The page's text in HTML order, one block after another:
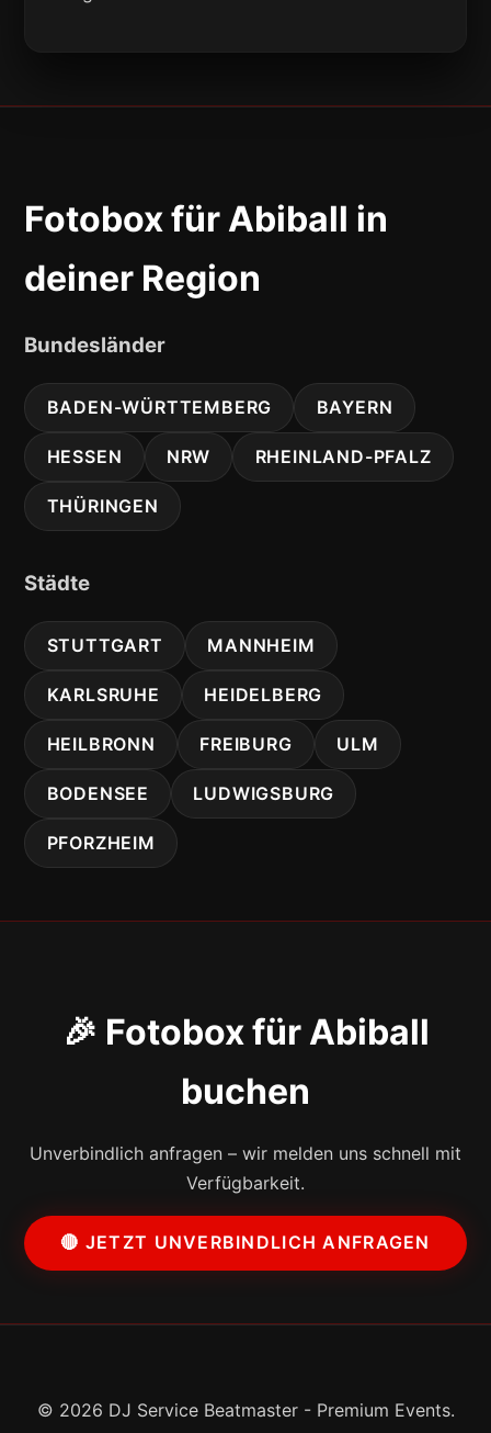
Fotobox für Abiball in
deiner Region
Bundesländer
BADEN-WÜRTTEMBERG BAYERN
HESSEN NRW RHEINLAND-PFALZ
THÜRINGEN
Städte
STUTTGART MANNHEIM
KARLSRUHE HEIDELBERG
HEILBRONN FREIBURG ULM
BODENSEE LUDWIGSBURG
PFORZHEIM
🎉 Fotobox für Abiball
buchen
Unverbindlich anfragen – wir melden uns schnell mit
Verfügbarkeit.
🔴 JETZT UNVERBINDLICH ANFRAGEN
© 2026 DJ Service Beatmaster - Premium Events.